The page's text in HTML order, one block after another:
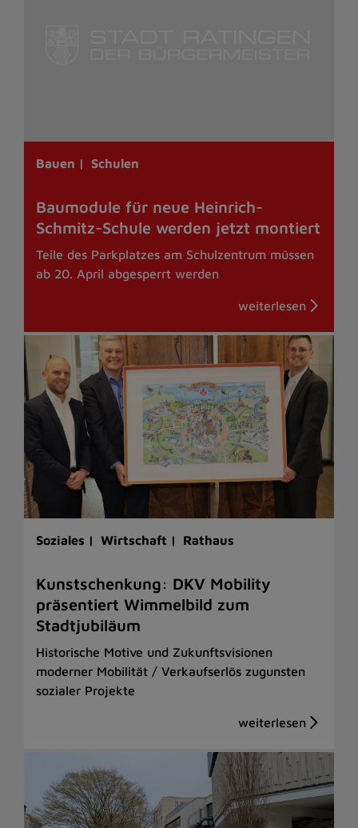
Bauen | Schulen
Baumodule für neue Heinrich-
Schmitz-Schule werden jetzt montiert
Teile des Parkplatzes am Schulzentrum müssen
ab 20. April abgesperrt werden
Soziales | Wirtschaft | Rathaus
Kunstschenkung: DKV Mobility
präsentiert Wimmelbild zum
Stadtjubiläum
Historische Motive und Zukunftsvisionen
moderner Mobilität / Verkaufserlös zugunsten
sozialer Projekte